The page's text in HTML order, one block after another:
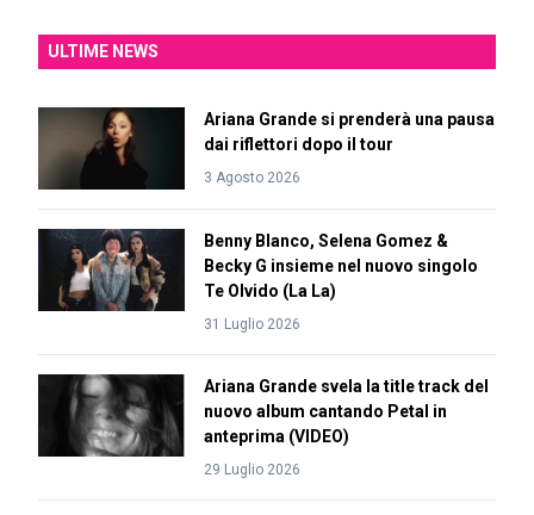
ULTIME NEWS
Ariana Grande si prenderà una pausa
dai riflettori dopo il tour
3 Agosto 2026
Benny Blanco, Selena Gomez &
Becky G insieme nel nuovo singolo
Te Olvido (La La)
31 Luglio 2026
Ariana Grande svela la title track del
nuovo album cantando Petal in
anteprima (VIDEO)
29 Luglio 2026